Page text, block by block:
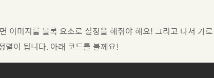
이미지를 블록 요소로 설정을 해줘야 해요! 그리고 나서 가
렬이 됩니다. 아래 코드를 볼께요!